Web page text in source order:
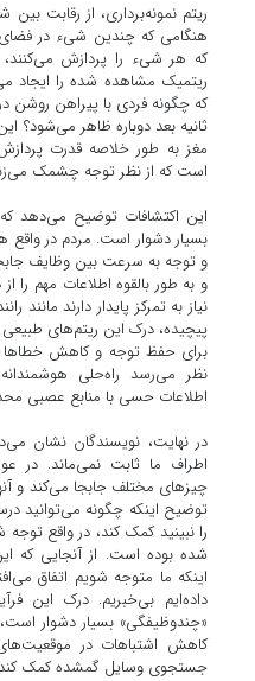
ریتم نمونه‌برداری، از رقابت
هنگامی که چندین شیء در
که هر شیء را پردازش
ریتمیک مشاهده شده را ایجاد
که چگونه فردی با پیراهن
ثانیه بعد دوباره ظاهر می‌شود؟
مغز به طور خلاصه قدرت
است که از نظر توجه چشمک
بسیار دشوار است. مردم در واقع
و توجه به سرعت بین وظایف
و به طور بالقوه اطلاعات مهم
نیاز به تمرکز پایدار دارند مانند
پیچیده، درک این ریتم‌های
برای حفظ توجه و کاهش خطاها
نظر می‌رسد راه‌حلی
اطلاعات حسی با منابع عصبی
در نهایت، نویسندگان نشان
اطراف ما ثابت نمی‌ماند. در
چیزهای مختلف جابجا می‌کند و
توضیح اینکه چگونه می‌توانید
را نبینید کمک کند، در واقع
شده بوده است. از آنجایی که
اینکه ما متوجه شویم اتفاق
داده‌ایم بی‌خبریم. درک این
«چندوظیفگی» بسیار دشوار
کاهش اشتباهات در موقعیت‌های
جستجوی وسایل گمشده کمک